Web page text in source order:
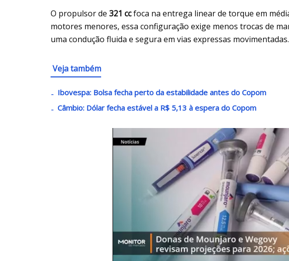
O propulsor de 321 ccfoca na entrega linear de torque em
motores menores, essa configuração exige menos trocas de
uma condução fluida e segura em vias expressas movimentadas.
Veja também
Ibovespa: Bolsa fecha perto da estabilidade antes do Copom
Câmbio: Dólar fecha estável a R$ 5,13 à espera do Copom